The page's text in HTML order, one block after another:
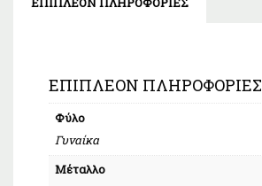
ΕΠΙΠΛΈΟΝ ΠΛΗΡΟΦΟΡΊΕΣ
Φύλο
Γυναίκα
Μέταλλο